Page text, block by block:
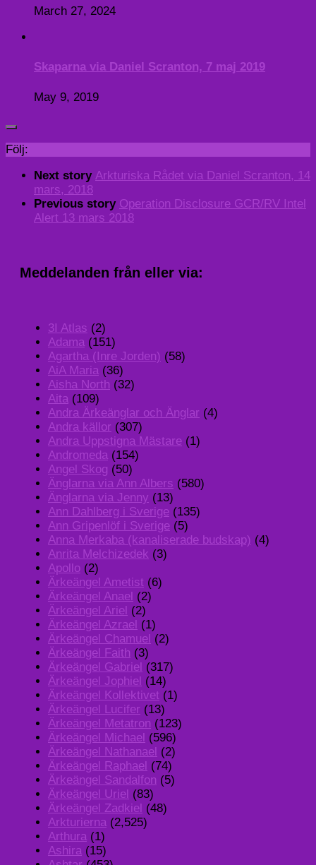
March 27, 2024
Skaparna via Daniel Scranton, 7 maj 2019
May 9, 2019
Följ:
Next story Arkturiska Rådet via Daniel Scranton, 14
mars, 2018
Previous story Operation Disclosure GCR/RV Intel
Alert 13 mars 2018
Meddelanden från eller via:
3I Atlas (2)
Adama (151)
Agartha (Inre Jorden) (58)
AiA Maria (36)
Aisha North (32)
Aita (109)
Andra Ärkeänglar och Änglar (4)
Andra källor (307)
Andra Uppstigna Mästare (1)
Andromeda (154)
Angel Skog (50)
Änglarna via Ann Albers (580)
Änglarna via Jenny (13)
Ann Dahlberg i Sverige (135)
Ann Gripenlöf i Sverige (5)
Anna Merkaba (kanaliserade budskap) (4)
Anrita Melchizedek (3)
Apollo (2)
Ärkeängel Ametist (6)
Ärkeängel Anael (2)
Ärkeängel Ariel (2)
Ärkeängel Azrael (1)
Ärkeängel Chamuel (2)
Ärkeängel Faith (3)
Ärkeängel Gabriel (317)
Ärkeängel Jophiel (14)
Ärkeängel Kollektivet (1)
Ärkeängel Lucifer (13)
Ärkeängel Metatron (123)
Ärkeängel Michael (596)
Ärkeängel Nathanael (2)
Ärkeängel Raphael (74)
Ärkeängel Sandalfon (5)
Ärkeängel Uriel (83)
Ärkeängel Zadkiel (48)
Arkturierna (2,525)
Arthura (1)
Ashira (15)